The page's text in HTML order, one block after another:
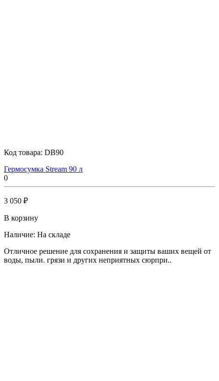
Код товара: DB90
Гермосумка Stream 90 л
0
3 050 ₽
В корзину
Наличие: На складе
Отличное решение для сохранения и защиты ваших вещей от
воды, пыли. грязи и других неприятных сюрпри..